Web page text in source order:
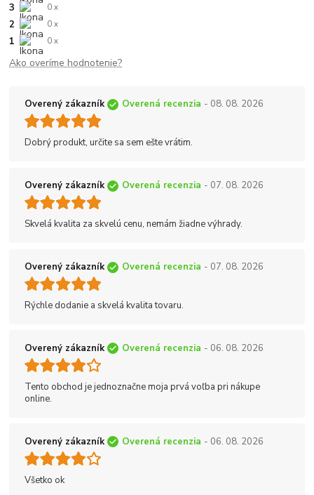
3 0 x
2 0 x
1 0 x
Ako overíme hodnotenie?
Overený zákazník Overená recenzia - 08. 08. 2026
Dobrý produkt, určite sa sem ešte vrátim.
Overený zákazník Overená recenzia - 07. 08. 2026
Skvelá kvalita za skvelú cenu, nemám žiadne výhrady.
Overený zákazník Overená recenzia - 07. 08. 2026
Rýchle dodanie a skvelá kvalita tovaru.
Overený zákazník Overená recenzia - 06. 08. 2026
Tento obchod je jednoznačne moja prvá voľba pri nákupe
online.
Overený zákazník Overená recenzia - 06. 08. 2026
Všetko ok